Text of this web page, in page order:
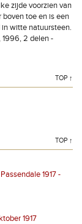
zijde voorzien van
toe en is een
witte natuursteen.
1996, 2 delen -
TOP ↑
TOP ↑
1917 -
1917